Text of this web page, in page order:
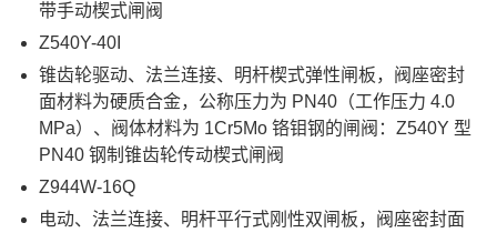
带手动楔式闸阀
Z540Y-40I
锥齿轮驱动、法兰连接、明杆楔式弹性闸板，阀座密封
面材料为硬质合金，公称压力为 PN40（工作压力 4.0
MPa）、阀体材料为 1Cr5Mo 铬钼钢的闸阀：Z540Y 型
PN40 钢制锥齿轮传动楔式闸阀
Z944W-16Q
电动、法兰连接、明杆平行式刚性双闸板，阀座密封面